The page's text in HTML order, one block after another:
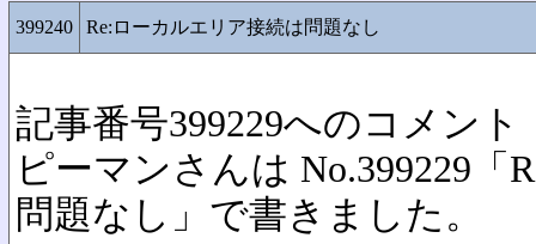
399240 Re:ローカルエリア接続は問題なし
記事番号399229へのコメント
ピーマンさんは No.399229
問題なし」で書きました。